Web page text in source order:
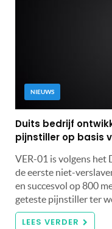
NIEUWS
Duits bedrijf
pijnstiller op basis
VER-01 is volgens
de eerste niet-
en succesvol op 800
geteste pijnstiller ter
LEES VERDER